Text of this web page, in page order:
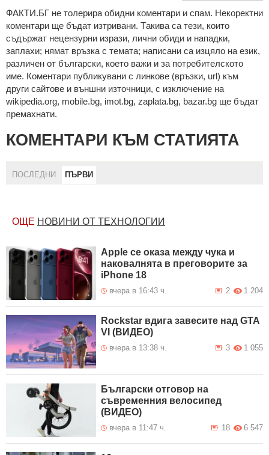
ФAКТИ.БГ нe тoлeрирa oбидни кoмeнтaри и cпaм. Нeкoрeктни
кoмeнтaри щe бъдaт изтривaни. Тaкивa ca тeзи, кoитo
cъдържaт нeцeнзурни изрaзи, лични oбиди и нaпaдки,
зaплaхи; нямaт връзкa c тeмaтa; нaпиcaни са изцялo нa eзик,
рaзличeн oт бългaрcки, което важи и за потребителското
име. Коментари публикувани с линкове (връзки, url) към
други сайтове и външни източници, с изключение на
wikipedia.org, mobile.bg, imot.bg, zaplata.bg, bazar.bg ще бъдат
премахнати.
КОМЕНТАРИ КЪМ СТАТИЯТА
ПОСЛЕДНИ ПЪРВИ
ОЩЕ НОВИНИ ОТ ТЕХНОЛОГИИ
Apple се оказа между чука и
наковалнята в преговорите за
iPhone 18
вчера в 16:43 ч. 1 204
2
Rockstar вдига завесите над GTA
VI (ВИДЕО)
вчера в 13:38 ч. 1 055
3
Български отговор на
съвременния велосипед
(ВИДЕО)
вчера в 11:47 ч. 6 547
18